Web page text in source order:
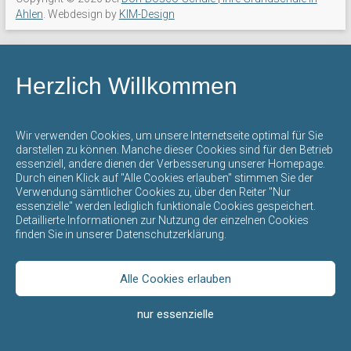
Herzlich Willkommen
Wir verwenden Cookies, um unsere Internetseite optimal für Sie
darstellen zu können. Manche dieser Cookies sind für den Betrieb
essenziell, andere dienen der Verbesserung unserer Homepage.
Durch einen Klick auf "Alle Cookies erlauben" stimmen Sie der
Verwendung sämtlicher Cookies zu, über den Reiter "Nur
essenzielle" werden lediglich funktionale Cookies gespeichert.
Detaillierte Informationen zur Nutzung der einzelnen Cookies
finden Sie in unserer Datenschutzerklärung.
Alle Cookies erlauben
nur essenzielle
mit
offenem
für
Bildung
und
Erziehung
durch
die
gegenseitige
Achtung
verschiedenen
Ahlen . Webdesign by KIM-Design